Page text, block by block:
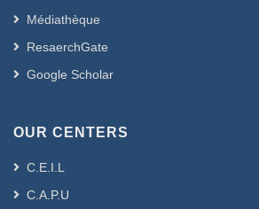
Médiathèque
ResaerchGate
Google Scholar
OUR CENTERS
C.E.I.L
C.A.P.U